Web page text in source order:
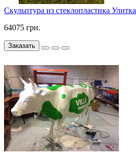
Скульптура из стеклопластика Улитка
64075 грн.
Заказать